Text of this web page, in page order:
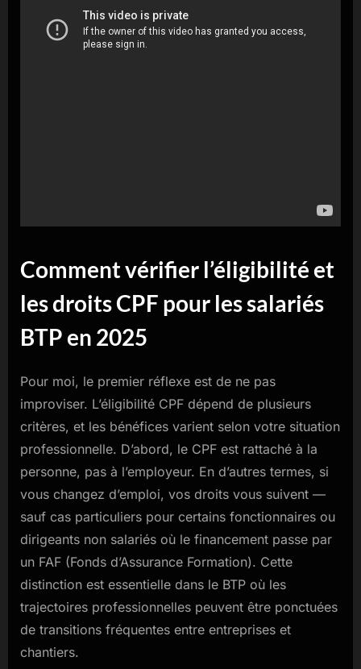
Comment vérifier l’éligibilité et
les droits CPF pour les salariés
BTP en 2025
Pour moi, le premier réflexe est de ne pas
improviser. L’éligibilité CPF dépend de plusieurs
critères, et les bénéfices varient selon votre situation
professionnelle. D’abord, le CPF est rattaché à la
personne, pas à l’employeur. En d’autres termes, si
vous changez d’emploi, vos droits vous suivent —
sauf cas particuliers pour certains fonctionnaires ou
dirigeants non salariés où le financement passe par
un FAF (Fonds d’Assurance Formation). Cette
distinction est essentielle dans le BTP où les
trajectoires professionnelles peuvent être ponctuées
de transitions fréquentes entre entreprises et
chantiers.